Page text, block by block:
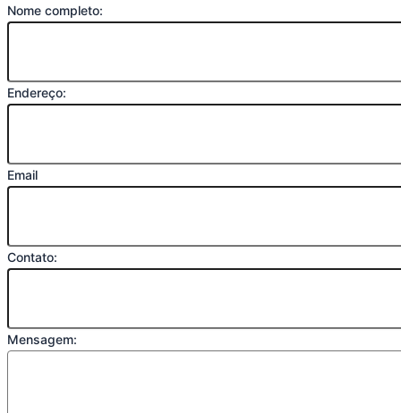
Nome completo:
Endereço:
Email
Contato:
Mensagem: